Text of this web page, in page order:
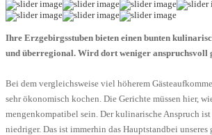
Ihre Erzgebirgsstuben bieten einen bunten
und überregional. Wird dort weniger anspruchsvoll
Bei dem vergleichsweise viel höherem
sehr ökonomisch kochen. Die Gerichte müssen hier,
mengenkompatibel sein. Der kulinarische Anspruch
niedriger. Das ist immerhin das Hauptstandbei unseres